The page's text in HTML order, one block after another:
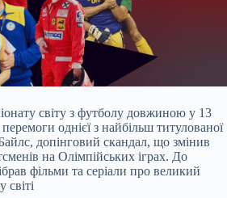
світу з футболу довжиною у 13
перемоги однієї з найбільш титулованої
допінговий скандал, що змінив
на Олімпійських іграх. До
фільми та серіали про великий
світі